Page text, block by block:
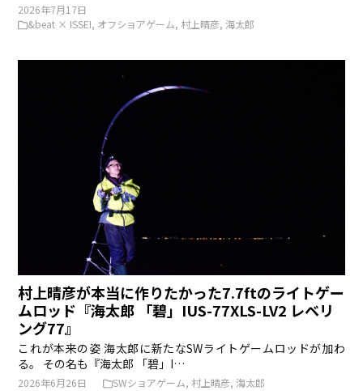
2026年7月17日
&beat × ISSEI, オフショアゲーム, 村上晴彦,海太郎
村上晴彦が本当に作りたかった7.7ftのライトゲー
ムロッド『海太郎 「碧」IUS-77XLS-LV2 レベリ
ング77』
これが本来の姿 海太郎に新たなSWライトゲームロッドが加わ
る。 その名も『海太郎 「碧」I…
2026年6月26日 SWショアゲーム, 村上晴彦,海太郎